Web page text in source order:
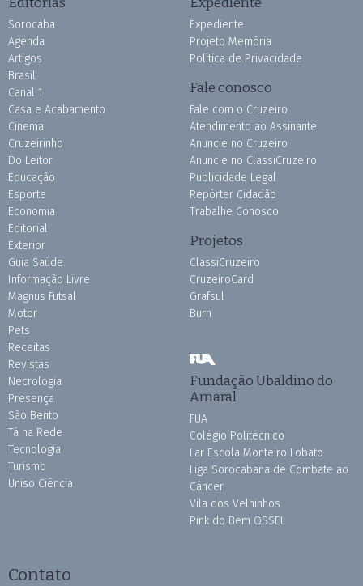
Sorocaba
Agenda
Artigos
Brasil
Canal 1
Casa e Acabamento
Cinema
Cruzeirinho
Do Leitor
Educação
Esporte
Economia
Editorial
Exterior
Guia Saúde
Informação Livre
Magnus Futsal
Motor
Pets
Receitas
Revistas
Necrologia
Presença
São Bento
Tá na Rede
Tecnologia
Turismo
Uniso Ciência
Expediente
Projeto Memória
Política de Privacidade
Fale conosco
Fale com o Cruzeiro
Atendimento ao Assinante
Anuncie no Cruzeiro
Anuncie no ClassiCruzeiro
Publicidade Legal
Repórter Cidadão
Trabalhe Conosco
Projetos
ClassiCruzeiro
CruzeiroCard
Grafsul
Burh
Fundação Ubaldino do
Amaral
FUA
Colégio Politécnico
Lar Escola Monteiro Lobato
Liga Sorocabana de Combate ao
Câncer
Vila dos Velhinhos
Pink do Bem OSSEL
Contato